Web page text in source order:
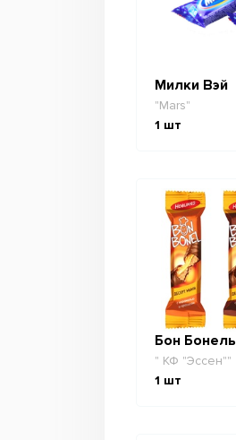
Милки Вэй
"Mars"
1 шт
Бон Бонель
" КФ "Эссен""
1 шт